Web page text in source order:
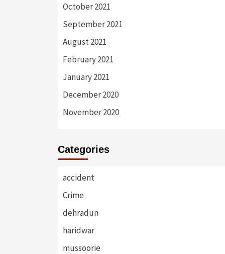
October 2021
September 2021
August 2021
February 2021
January 2021
December 2020
November 2020
Categories
accident
Crime
dehradun
haridwar
mussoorie